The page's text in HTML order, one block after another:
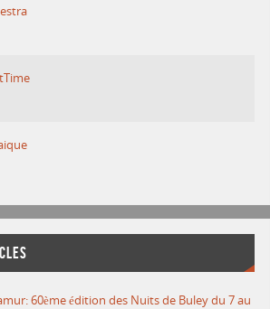
60ème édition des Nuits de Buley du 7 au